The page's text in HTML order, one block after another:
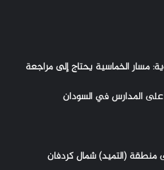
مسار الخماسية يحتاج إلى مراجعة